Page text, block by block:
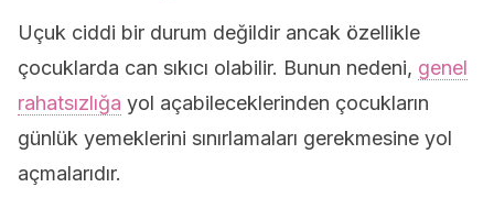
Uçuk ciddi bir durum değildir ancak özellikle
çocuklarda can sıkıcı olabilir. Bunun nedeni, genel
rahatsızlığa yol açabileceklerinden çocukların
günlük yemeklerini sınırlamaları gerekmesine yol
açmalarıdır.